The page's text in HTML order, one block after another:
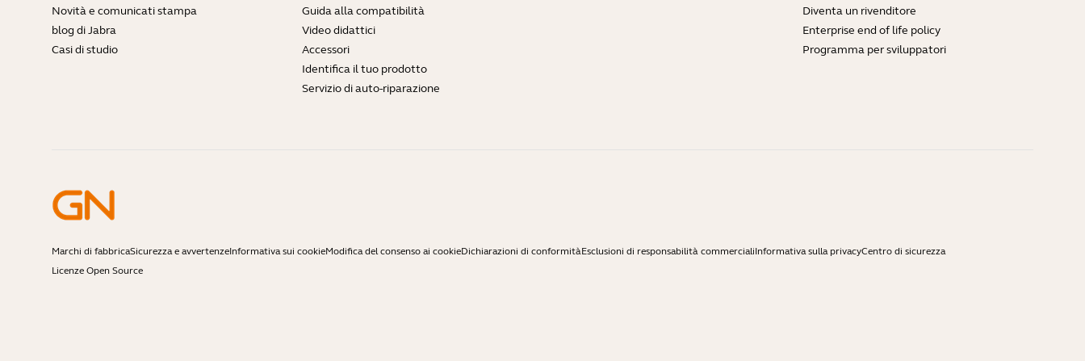
Novità e comunicati stampa
blog di Jabra
Casi di studio
Guida alla compatibilità
Video didattici
Accessori
Identifica il tuo prodotto
Servizio di auto-riparazione
Diventa un rivenditore
Enterprise end of life policy
Programma per sviluppatori
Marchi di fabbricaSicurezza e avvertenzeInformativa sui cookieModifica del consenso ai cookieDichiarazioni di conformitàEsclusioni di responsabilità commercialiInformativa sulla privacyCentro di sicurezza
Licenze Open Source